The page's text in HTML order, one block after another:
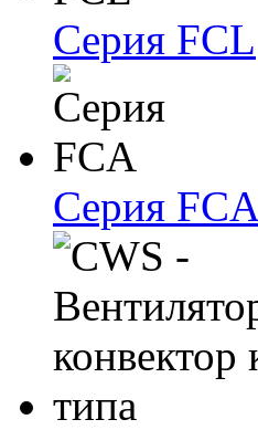
Серия FCL
Серия FCA